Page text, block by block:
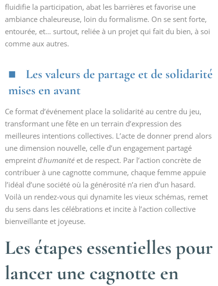
fluidifie la participation, abat les barrières et favorise une
ambiance chaleureuse, loin du formalisme. On se sent forte,
entourée, et… surtout, reliée à un projet qui fait du bien, à soi
comme aux autres.
Les valeurs de partage et de solidarité
mises en avant
Ce format d’événement place la solidarité au centre du jeu,
transformant une fête en un terrain d’expression des
meilleures intentions collectives. L’acte de donner prend alors
une dimension nouvelle, celle d’un engagement partagé
empreint d’humanité et de respect. Par l’action concrète de
contribuer à une cagnotte commune, chaque femme appuie
l’idéal d’une société où la générosité n’a rien d’un hasard.
Voilà un rendez-vous qui dynamite les vieux schémas, remet
du sens dans les célébrations et incite à l’action collective
bienveillante et joyeuse.
Les étapes essentielles pour
lancer une cagnotte en